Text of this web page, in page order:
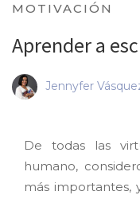
MOTIVACIÓN
Aprender a
Jennyfer
De todas las
humano,
más